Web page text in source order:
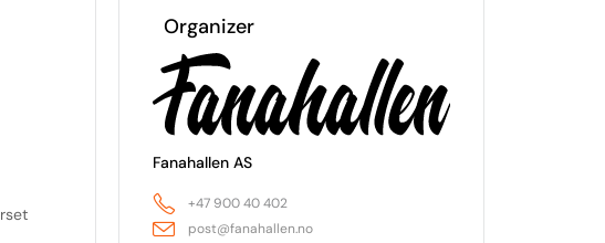
Organizer
Fanahallen AS
+47 900 40 402
post@fanahallen.no